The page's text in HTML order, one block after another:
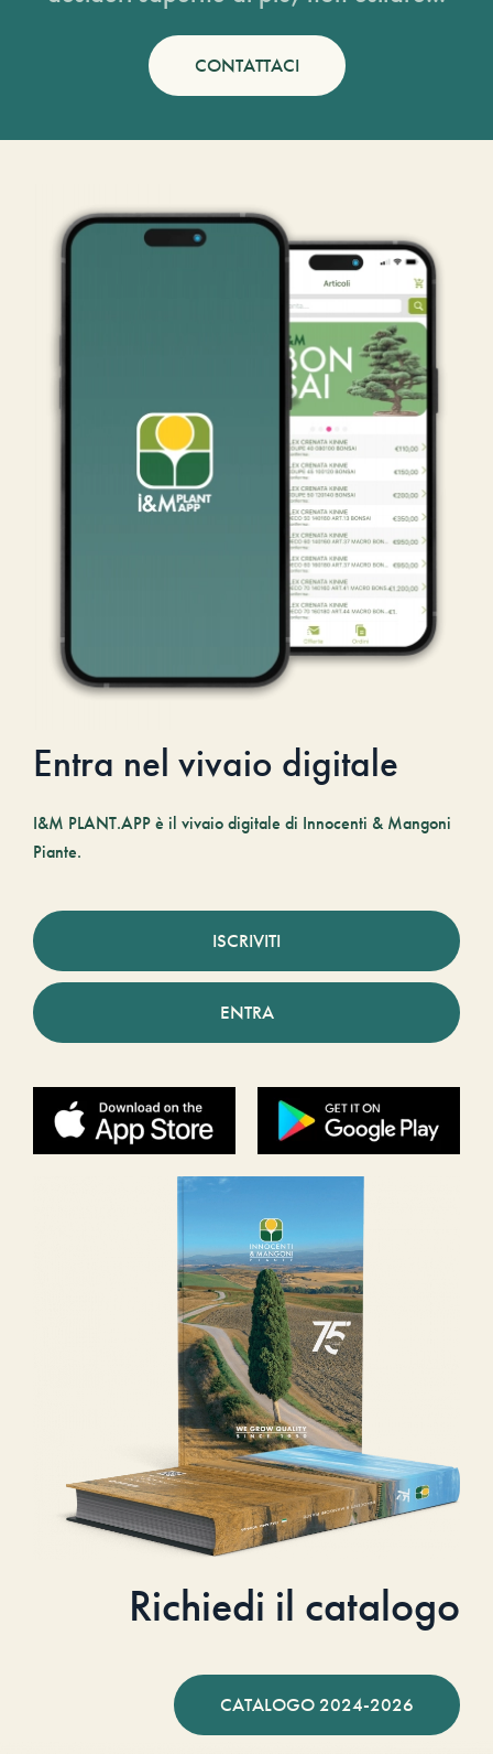
CONTATTACI
Entra nel vivaio digitale
I&M PLANT.APP è il vivaio digitale di Innocenti & Mangoni
Piante.
ISCRIVITI
ENTRA
Richiedi il catalogo
CATALOGO 2024-2026